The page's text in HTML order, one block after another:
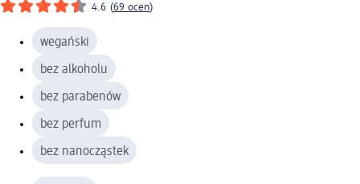
4.6 (69 ocen)
wegański
bez alkoholu
bez parabenów
bez perfum
bez nanocząstek